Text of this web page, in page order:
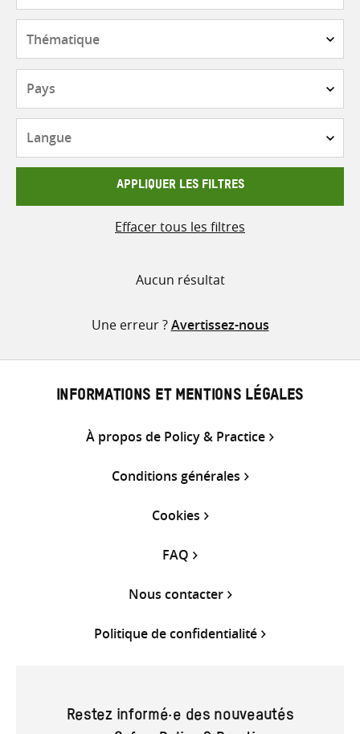
contenu
APPLIQUER LES FILTRES
Effacer tous les filtres
Aucun résultat
Une erreur ?Avertissez-nous
INFORMATIONS ET MENTIONS LÉGALES
À propos de Policy & Practice
Conditions générales
Cookies
FAQ
Nous contacter
Politique de confidentialité
Restez informé·e des nouveautés